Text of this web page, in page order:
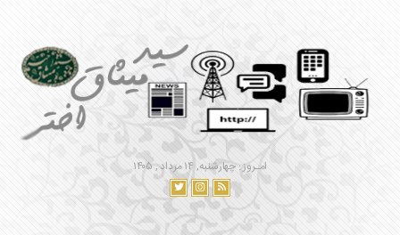
امـروز : چهارشنبه, ۱۴ مرداد , ۱۴۰۵